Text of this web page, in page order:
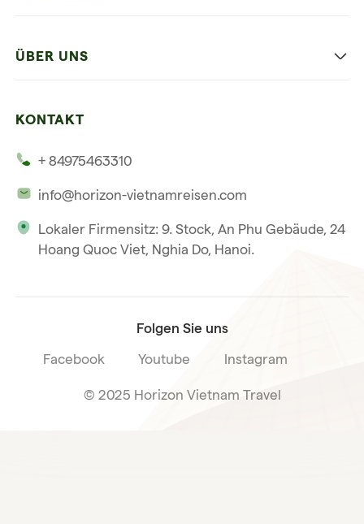
Die Beste Reise
Mehrere Länder
ÜBER UNS
Unsere internationale Tourismuslizenz
KONTAKT
+ 84975463310
info@horizon-vietnamreisen.com
Lokaler Firmensitz: 9. Stock, An Phu Gebäude, 24
Hoang Quoc Viet, Nghia Do, Hanoi.
Folgen Sie uns
Facebook Youtube Instagram
© 2025 Horizon Vietnam Travel